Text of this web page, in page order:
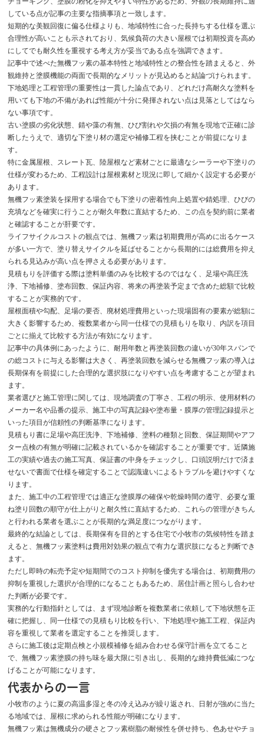
している点が記事の主要な指摘事項と一致します。
短期的な美観回復に偏る仕様よりも、地域特性に合った長持ちする仕様を選ぶ
合理性が高いことも示されており、気候負荷の大きい屋根では初期投資を高め
にしてでも耐久性を重視する考え方が妥当である点を強調できます。
記事中で述べた無機フッ素の基本特性と地域特性との整合性を踏まえると、外
観維持と塗膜機能の両面で長期的なメリットが見込めると結論づけられます。
下地処理と工程管理の重要性は一貫した論点であり、どれだけ高耐久な塗料を
用いても下地の不備があれば性能が十分に発揮されない点は見落としてはなら
ない事項です。
古い塗膜の劣化状態、錆や藻の有無、ひび割れや欠損の有無を現地で正確に診
断したうえで、適切な下塗り材の選定や補修工程を挟むことが前提になりま
す。
特に金属屋根、スレート瓦、陸屋根など素材ごとに最適なシーラーや下塗りの
仕様が変わるため、工程設計は屋根素材と現況に即して細かく設定する必要が
あります。
無機フッ素塗装を採用する場合でも下塗りの密着性向上処置や錆処理、ひびの
充填などを確実に行うことが耐久年数に直結するため、この点を契約前に業者
と確認することが肝要です。
ライフサイクルコストの観点では、無機フッ素は初期費用が高めに出るケース
が多い一方で、塗り替えサイクルを延ばせることから長期的には総費用を抑え
られる見込みが高い点を押さえる必要があります。
見積もりを評価する際は塗料単価のみを比較するのではなく、足場や高圧洗
浄、下地補修、塗布回数、保証内容、将来の再塗装予定まで含めた総額で比較
することが実務的です。
屋根面積や勾配、足場の要否、廃材処理費用といった現場固有の要素が総額に
大きく影響するため、複数業者から同一仕様での見積もりを取り、内訳を項目
ごとに揃えて比較する方法が有効になります。
記事中の具体例にあったように、耐用年数と再塗装回数の違いが30年スパンで
の総コストに与える影響は大きく、再塗装回数を減らせる無機フッ素の導入は
長期保有を前提にした合理的な選択肢になりやすい点を考慮することが望まれ
ます。
業者選びと施工管理に関しては、現地調査の丁寧さ、工程の明示、使用材料の
メーカー名や品番の提示、施工中の写真記録や塗布量・膜厚の管理記録提示と
いった項目が信頼性の判断基準になります。
見積もり書に足場や高圧洗浄、下地補修、塗料の種類と回数、保証期間やアフ
ター点検の有無が明確に記載されているかを確認することが重要です。近隣施
工の実績や過去の施工写真、保証書の中身をチェックし、口頭説明だけで済ま
せないで書面で仕様を確定することで認識違いによるトラブルを避けやすくな
ります。
また、施工中の工程管理では適正な塗膜厚の確保や乾燥時間の遵守、必要な重
ね塗り回数の順守が仕上がりと耐久性に直結するため、これらの管理がきちん
と行われる業者を選ぶことが長期的な満足度につながります。
最終的な結論としては、長期保有を目的とする住宅で小牧市の気候特性を踏ま
えると、無機フッ素塗料は費用対効果の観点で有力な選択肢になると判断でき
ます。
ただし即時の転売予定や短期間でのコスト抑制を優先する場合は、初期費用の
抑制を重視した選択が合理的になることもあるため、居住計画と照らし合わせ
た判断が必要です。
実務的な行動指針としては、まず現地診断を複数業者に依頼して下地状態を正
確に把握し、同一仕様での見積もり比較を行い、下地処理や施工工程、保証内
容を重視して業者を選定することを推奨します。
さらに施工後は定期点検と小規模補修を組み合わせる保守計画を立てること
で、無機フッ素塗膜の持ち味を最大限に引き出し、長期的な維持費低減につな
げることが可能になります。
代表からの一言
小牧市のように夏の高温多湿と冬の冷え込みが繰り返され、日射が強めに当た
る地域では、屋根に求められる性能が明確になります。
無機フッ素は無機成分の硬さとフッ素樹脂の耐候性を併せ持ち、色あせやチョ